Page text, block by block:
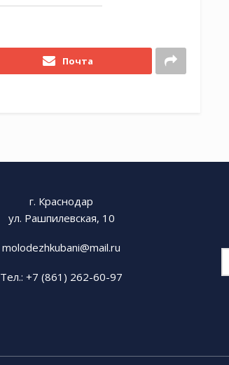
Почта
г. Краснодар
ул. Рашпилевская, 10
molodezhkubani@mail.ru
Тел.: +7 (861) 262-60-97